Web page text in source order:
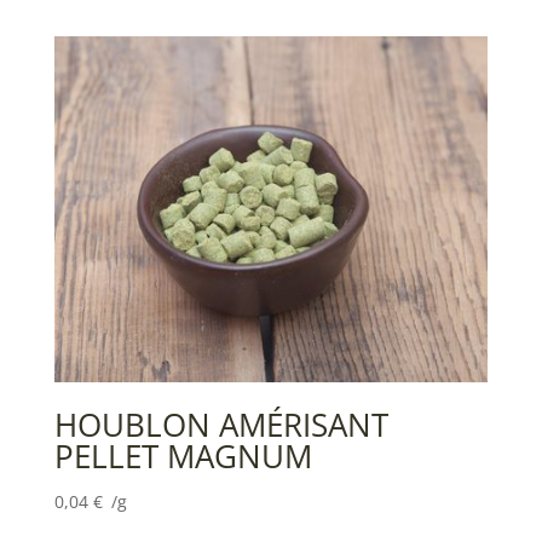
HOUBLON AMÉRISANT
PELLET MAGNUM
0,04 € /g